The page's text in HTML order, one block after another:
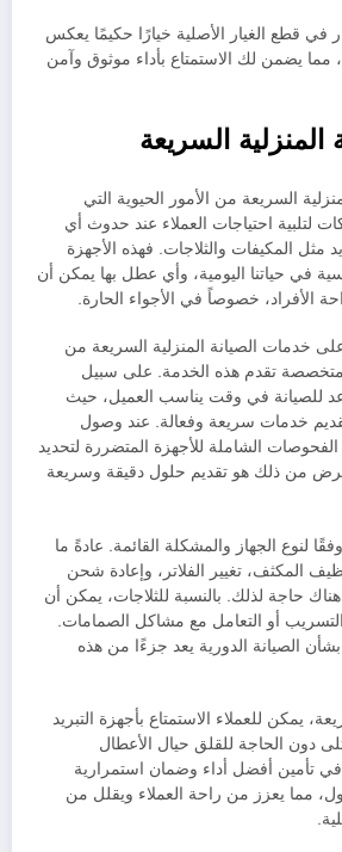
في قطع الغيار الأصلية خيارًا حكيمًا يعكس
مما يضمن لك الاستمتاع بأداء موثوق وآمن
السريعة
السريعة من الأمور الحيوية التي
لتلبية احتياجات العملاء عند حدوث أي
مثل المكيفات والثلاجات. فهذه الأجهزة
في حياتنا اليومية، وأي عطل بها يمكن أن
الأفراد، خصوصاً في الأجواء الحارة.
خدمات الصيانة المنزلية السريعة من
تقدم هذه الخدمة. على سبيل
للصيانة في وقت يناسب العميل، حيث
خدمات سريعة وفعالة. عند وصول
الفحوصات الشاملة للأجهزة المتضررة لتحديد
من ذلك هو تقديم حلول دقيقة وسريعة
لنوع الجهاز والمشكلة القائمة. عادةً ما
المكثف، تغيير الفلاتر، وإعادة شحن
حاجة لذلك. بالنسبة للثلاجات، يمكن أن
أو التعامل مع مشاكل الصمامات.
الصيانة الدورية يعد جزءًا من هذه
يمكن للعملاء الاستمتاع بأجهزة التبريد
دون الحاجة للقلق حيال الأعطال
في تأمين أفضل أداء وضمان استمرارية
مما يعزز من راحة العملاء ويقلل من